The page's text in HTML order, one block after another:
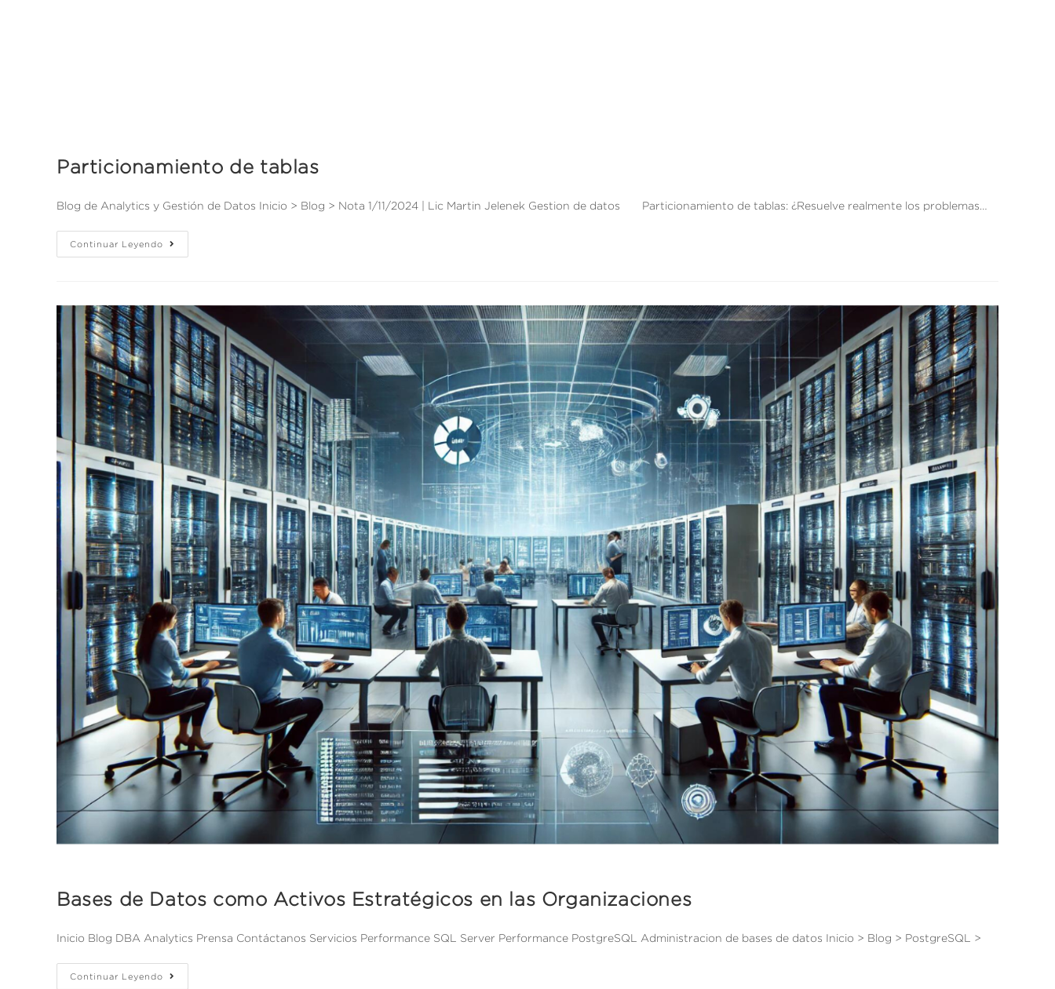
Particionamiento de tablas
Blog de Analytics y Gestión de Datos Inicio > Blog > Nota 1/11/2024 | Lic Martin Jelenek Gestion de datos Particionamiento de tablas: ¿Resuelve realmente los problemas…
Continuar Leyendo
Bases de Datos como Activos Estratégicos en las Organizaciones
Inicio Blog DBA Analytics Prensa Contáctanos Servicios Performance SQL Server Performance PostgreSQL Administracion de bases de datos Inicio > Blog > PostgreSQL >
Continuar Leyendo